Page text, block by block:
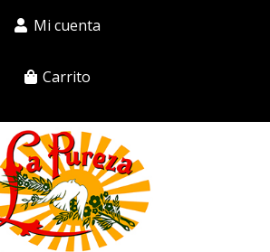
Mi cuenta
Carrito